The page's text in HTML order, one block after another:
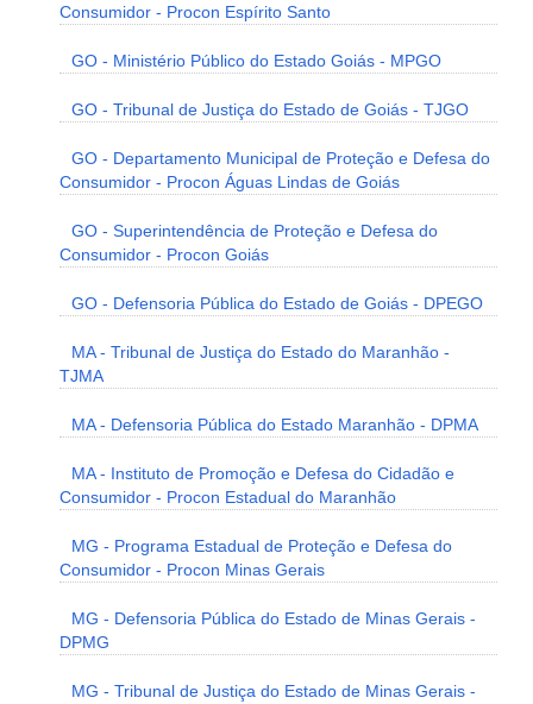
Consumidor - Procon Espírito Santo
GO - Ministério Público do Estado Goiás - MPGO
GO - Tribunal de Justiça do Estado de Goiás - TJGO
GO - Departamento Municipal de Proteção e Defesa do
Consumidor - Procon Águas Lindas de Goiás
GO - Superintendência de Proteção e Defesa do
Consumidor - Procon Goiás
GO - Defensoria Pública do Estado de Goiás - DPEGO
MA - Tribunal de Justiça do Estado do Maranhão -
TJMA
MA - Defensoria Pública do Estado Maranhão - DPMA
MA - Instituto de Promoção e Defesa do Cidadão e
Consumidor - Procon Estadual do Maranhão
MG - Programa Estadual de Proteção e Defesa do
Consumidor - Procon Minas Gerais
MG - Defensoria Pública do Estado de Minas Gerais -
DPMG
MG - Tribunal de Justiça do Estado de Minas Gerais -